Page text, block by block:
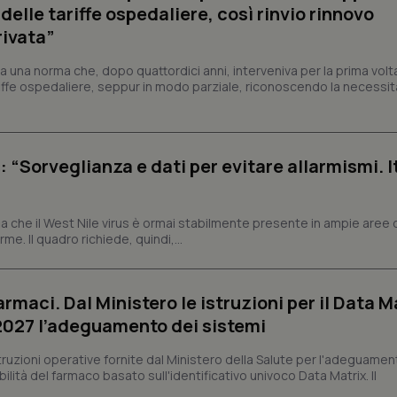
tariffe ospedaliere, così rinvio rinnovo
una norma che, dopo quattordici anni, interveniva per la prima
ospedaliere, seppur in modo parziale, riconoscendo la
“Sorveglianza e dati per evitare allarmismi.
che il West Nile virus è ormai stabilmente presente in ampie aree
Il quadro richiede, quindi,...
Dal Ministero le istruzioni per il Data
l’adeguamento dei sistemi
operative fornite dal Ministero della Salute per
del farmaco basato sull'identificativo univoco Data Matrix. Il
a rendere fruibile il sito web abilitandone funzionalità di base quali la
del sito. Il sito web non è in grado di funzionare correttamente senza questi
interazione con il sito. Registra i
CookieScript
www.quotidianosanita.it
5 mesi 3
Questo cookie viene utilizzato
dei cookie di Cookie-Script.com
www.quotidianosanita.it
4
settimane
2 giorni
Questo cookie è impostato
abilitare il sistema di tracking
www.quotidianosanita.it
4
settimane
2 giorni
Questo cookie è impostato
assegnare un identificatore